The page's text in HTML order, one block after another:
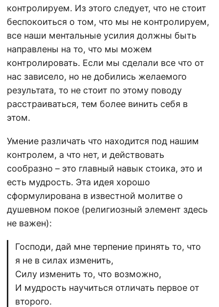
контролируем. Из этого следует, что не стоит
беспокоиться о том, что мы не контролируем,
все наши ментальные усилия должны быть
направлены на то, что мы можем
контролировать. Если мы сделали все что от
нас зависело, но не добились желаемого
результата, то не стоит по этому поводу
расстраиваться, тем более винить себя в
этом.
Умение различать что находится под нашим
контролем, а что нет, и действовать
сообразно – это главный навык стоика, это и
есть мудрость. Эта идея хорошо
сформулирована в известной молитве о
душевном покое (религиозный элемент здесь
не важен):
Господи, дай мне терпение принять то, что
я не в силах изменить,
Силу изменить то, что возможно,
И мудрость научиться отличать первое от
второго.